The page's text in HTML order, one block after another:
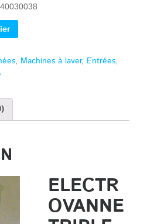
, Machines à laver, Entrées,
ELECTR
OVANNE